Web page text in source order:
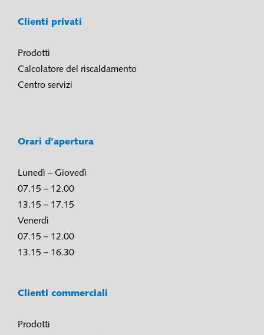
Clienti privati
Prodotti
Calcolatore del riscaldamento
Centro servizi
Orari d’apertura
Lunedì – Giovedì
07.15 – 12.00
13.15 – 17.15
Venerdì
07.15 – 12.00
13.15 – 16.30
Clienti commerciali
Prodotti